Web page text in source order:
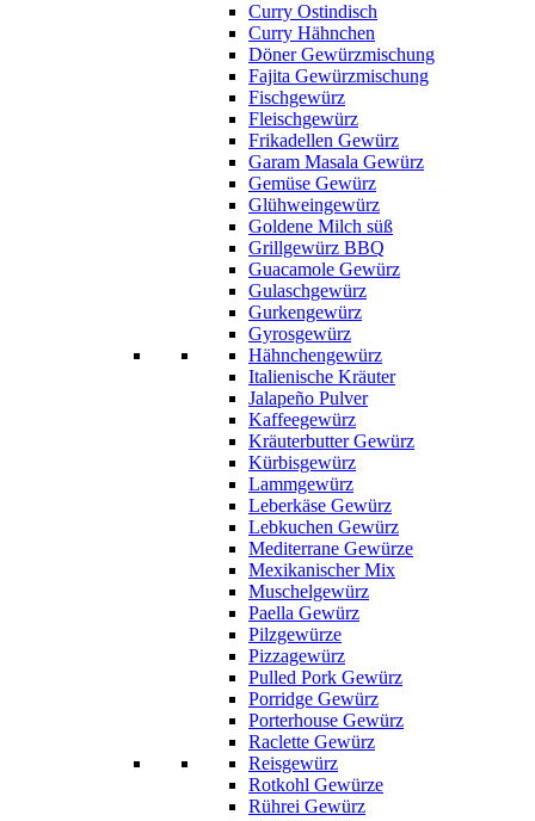
Curry Ostindisch
Curry Hähnchen
Döner Gewürzmischung
Fajita Gewürzmischung
Fischgewürz
Fleischgewürz
Frikadellen Gewürz
Garam Masala Gewürz
Gemüse Gewürz
Glühweingewürz
Goldene Milch süß
Grillgewürz BBQ
Guacamole Gewürz
Gulaschgewürz
Gurkengewürz
Gyrosgewürz
Hähnchengewürz
Italienische Kräuter
Jalapeño Pulver
Kaffeegewürz
Kräuterbutter Gewürz
Kürbisgewürz
Lammgewürz
Leberkäse Gewürz
Lebkuchen Gewürz
Mediterrane Gewürze
Mexikanischer Mix
Muschelgewürz
Paella Gewürz
Pilzgewürze
Pizzagewürz
Pulled Pork Gewürz
Porridge Gewürz
Porterhouse Gewürz
Raclette Gewürz
Reisgewürz
Rotkohl Gewürze
Rührei Gewürz